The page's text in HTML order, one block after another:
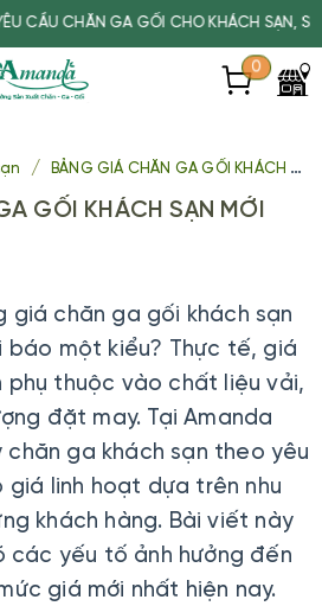
GA GỐI CHO KHÁCH SẠN, SPA,
0
/ BẢNG GIÁ CHĂN GA GỐI KHÁCH SẠN MỚI NHẤT HÔM NAY
GỐI KHÁCH SẠN MỚI
giá chăn ga gối khách sạn
báo một kiểu? Thực tế, giá
phụ thuộc vào chất liệu vải,
đặt may. Tại Amanda
chăn ga khách sạn theo yêu
linh hoạt dựa trên nhu
khách hàng. Bài viết này
các yếu tố ảnh hưởng đến
giá mới nhất hiện nay.